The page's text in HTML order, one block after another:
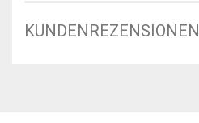
KUNDENREZENSIONEN